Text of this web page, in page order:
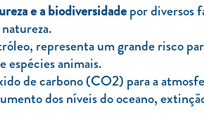
e a biodiversidadepor diversos
representa um grande risco
espécies animais.
de carbono (CO2) para a
dos níveis do oceano,